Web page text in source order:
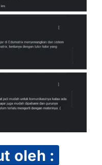
oleh :